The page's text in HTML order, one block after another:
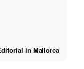
in Mallorca